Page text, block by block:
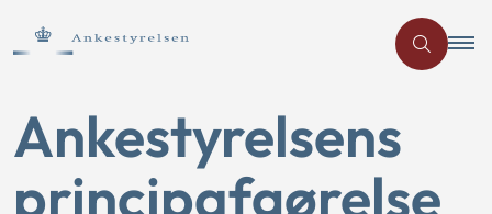
Ankestyrelsens
principafgørelse